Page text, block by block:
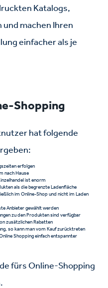
Katalogs,
machen Ihren
einfacher als je
Shopping
hat folgende
erfolgen
nach Hause
ist enorm
als die begrenzte Ladenfläche
im Online-Shop und nicht im Laden
Anbieter gewählt werden
zu den Produkten sind verfügbar
zusätzlichen Rabatten
so kann man vom Kauf zurücktreten
Shopping einfach entspannter
fürs Online-Shopping